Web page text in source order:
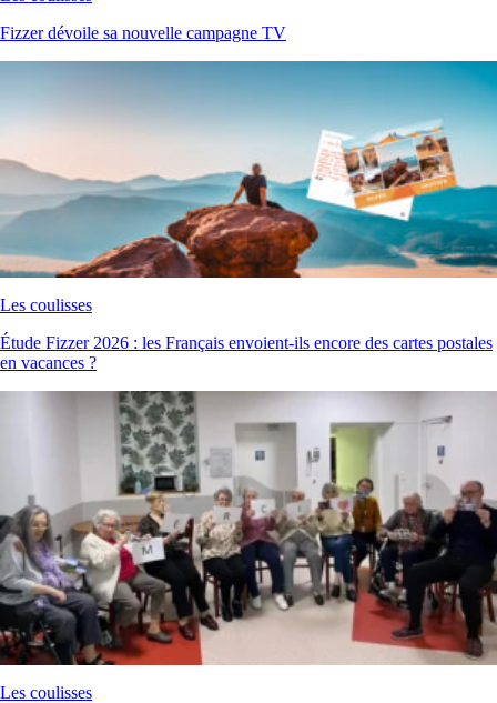
Fizzer dévoile sa nouvelle campagne TV
Les coulisses
Étude Fizzer 2026 : les Français envoient-ils encore des cartes postales
en vacances ?
Les coulisses